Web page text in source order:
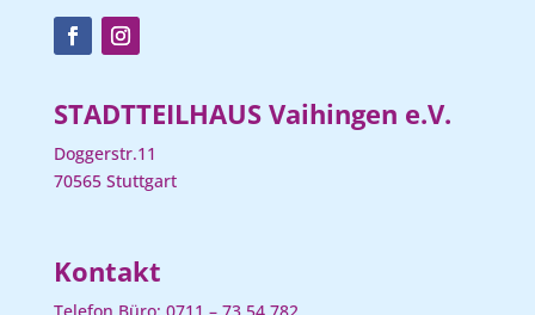
STADTTEILHAUS Vaihingen e.V.
Doggerstr.11
70565 Stuttgart
Kontakt